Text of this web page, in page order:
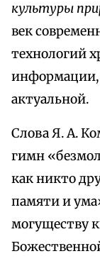
культуры
век
технологий
информации,
актуальной.
Слова Я. А.
гимн
как никто
памяти и
могуществу